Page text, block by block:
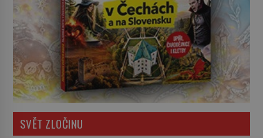
SVĚT ZLOČINU